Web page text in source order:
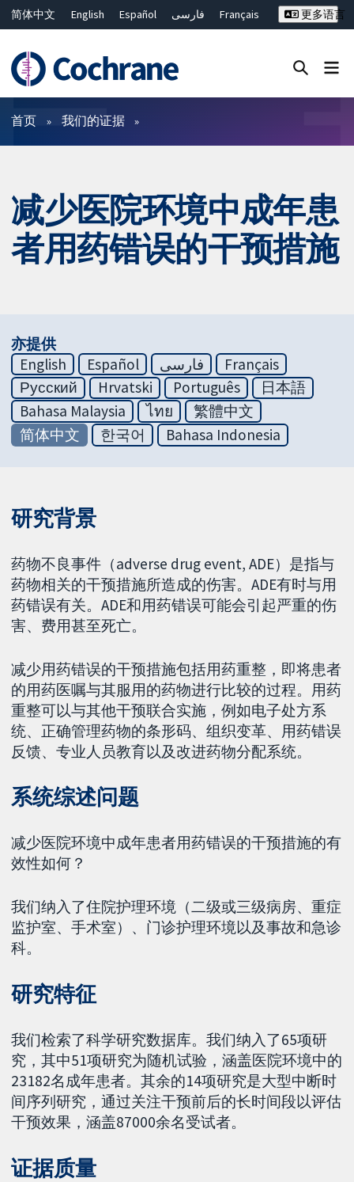
简体中文 English Español فارسی
Français
ไทย
繁體中文
更多语言
过滤
首页 我们的证据
减少医院环境中成年患
者用药错误的干预措施
亦提供
English
Español فارسی
Français
Русский
Hrvatski Português
日本語
Bahasa Malaysia
ไทย
繁體中文
简体中文
한국어 Bahasa Indonesia
研究背景
药物不良事件（adverse drug event, ADE）是指与
药物相关的干预措施所造成的伤害。ADE有时与用
药错误有关。ADE和用药错误可能会引起严重的伤
害、费用甚至死亡。
减少用药错误的干预措施包括用药重整，即将患者
的用药医嘱与其服用的药物进行比较的过程。用药
重整可以与其他干预联合实施，例如电子处方系
统、正确管理药物的条形码、组织变革、用药错误
反馈、专业人员教育以及改进药物分配系统。
系统综述问题
减少医院环境中成年患者用药错误的干预措施的有
效性如何？
我们纳入了住院护理环境（二级或三级病房、重症
监护室、手术室）、门诊护理环境以及事故和急诊
科。
研究特征
我们检索了科学研究数据库。我们纳入了65项研
究，其中51项研究为随机试验，涵盖医院环境中的
23182名成年患者。其余的14项研究是大型中断时
间序列研究，通过关注干预前后的长时间段以评估
干预效果，涵盖87000余名受试者。
证据质量